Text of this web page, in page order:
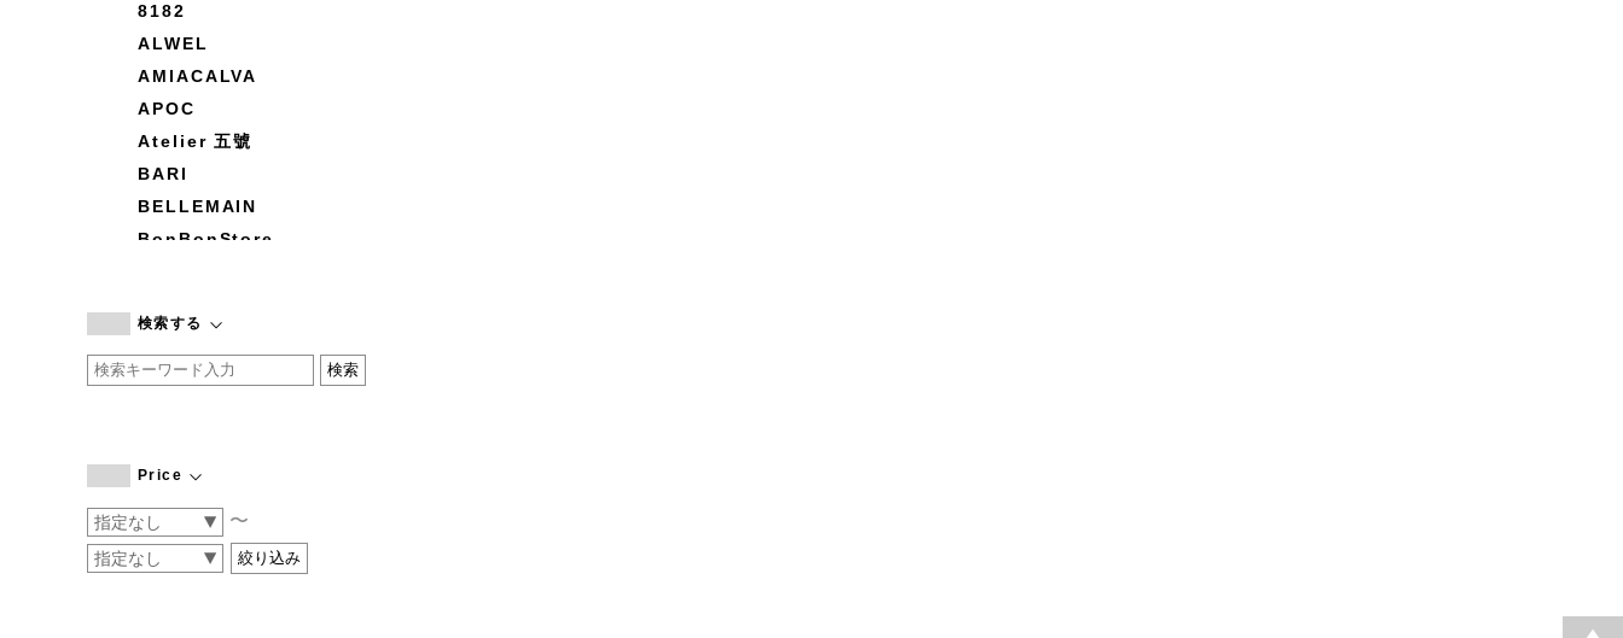
8182
ALWEL
AMIACALVA
APOC
Atelier 五號
BARI
BELLEMAIN
BonBonStore
by basics
CATWORTH
COGTHEBIGSMOKE
CONVERSE
DEAN & DELUCA
検索する
Price
〜